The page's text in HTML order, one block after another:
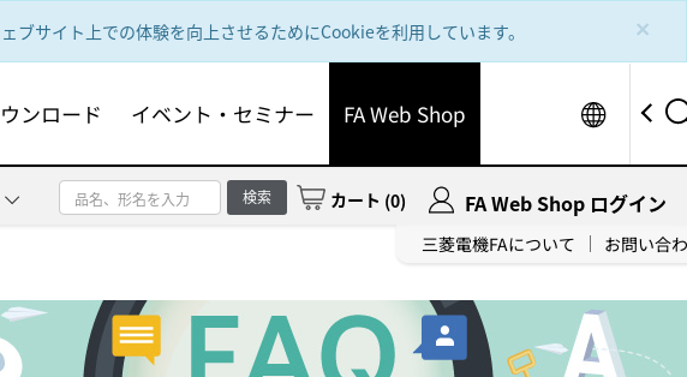
×
サイト上での体験を向上させるためにCookieを利用しています。
ンロード イベント・セミナー FA Web Shop
三菱電機FAについて お問い合
検索 カート (0) FA Web Shop ログイン